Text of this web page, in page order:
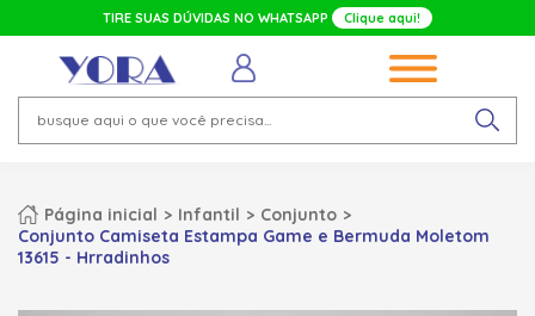
TIRE SUAS DÚVIDAS NO WHATSAPP Clique aqui!
Página inicial Infantil
Conjunto
Conjunto Camiseta Estampa Game e Bermuda Moletom
13615 - Hrradinhos